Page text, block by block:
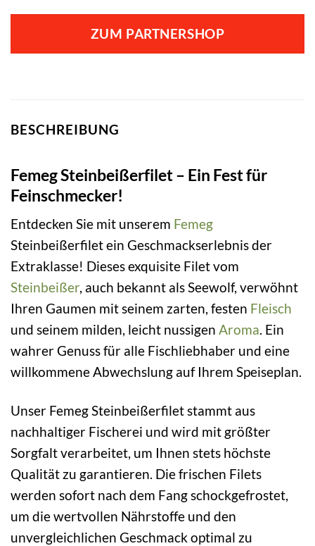
ZUM PARTNERSHOP
BESCHREIBUNG
Femeg Steinbeißerfilet – Ein Fest für
Feinschmecker!
Entdecken Sie mit unserem Femeg
Steinbeißerfilet ein Geschmackserlebnis der
Extraklasse! Dieses exquisite Filet vom
Steinbeißer, auch bekannt als Seewolf, verwöhnt
Ihren Gaumen mit seinem zarten, festen Fleisch
und seinem milden, leicht nussigen Aroma. Ein
wahrer Genuss für alle Fischliebhaber und eine
willkommene Abwechslung auf Ihrem Speiseplan.
Unser Femeg Steinbeißerfilet stammt aus
nachhaltiger Fischerei und wird mit größter
Sorgfalt verarbeitet, um Ihnen stets höchste
Qualität zu garantieren. Die frischen Filets
werden sofort nach dem Fang schockgefrostet,
um die wertvollen Nährstoffe und den
unvergleichlichen Geschmack optimal zu